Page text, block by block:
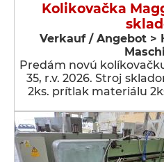
Kolikovačka
Verkauf / Angebot >
Predám novú
35, r.v. 2026. Stroj
2ks. prítlak materiálu